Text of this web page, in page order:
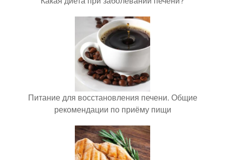
Питание для восстановления печени. Общие
рекомендации по приёму пищи